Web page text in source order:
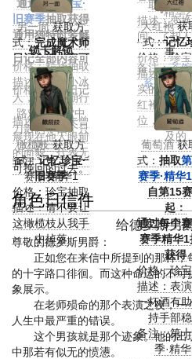
•精华2
通过 记忆珍宝·
旧赛季抽取获得
通用独特时装解
锁卡解锁
价格：精华抽取
描述：四个小冰
人，高山雪崩行
路难;皑皑雪中
刀影闪，四个只
剩三。
备注：第二十一
赛季·精华1
取/100
描述：变
间，了却
事。
备注：茶
系列独特
另一面获取方
式：完成魔术师
日记全部内容可
获得
价格：完成日记
剧情获得
描述：这是未曾
展现在他人眼前
的面貌，代表无
可挽回的过去。
大红袍获
式：记忆
价格：珍
描述：有
实的秘传
红袍在行
位，可是
及的
橄榄枝获取方
式：记忆珍宝·
旧赛季
价格：珍宝抽取
描述：请不要让
这橄榄枝从我手
中掉落
葡萄酒获
式： 抽取
赛季·精华1
自第15
起：
通过每个
赛季精华1
获得
价格：珍
描述：表
一杯酒有
持手部
备注：第
季·精
角色日信件
给德罗斯男
尊敬的德罗斯男爵：
正如您在来信中所提到的那样，
的十字路口徘徊。而这种命运的不
象展示。
在老师殒命的那个表演之夜，一
人生中最严重的错误。
这个男孩就是那个迹象。他的出
中那若有似无的愤懑。